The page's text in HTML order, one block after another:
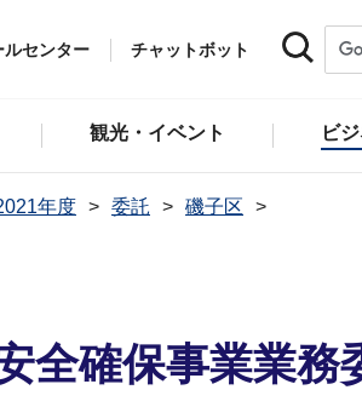
ルセンター チャットボット
観光・イベント ビ
年度 委託
磯子区
全確保事業業務